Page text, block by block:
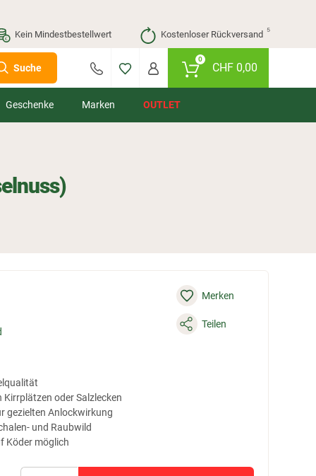
Kein Mindestbestellwert Kostenloser Rückversand ⁵
Suche
0
CHF0,00
Geschenke Marken OUTLET
Merken
Teilen
oder Salzlecken
gezielten Anlockwirkung
und Raubwild
Köder möglich